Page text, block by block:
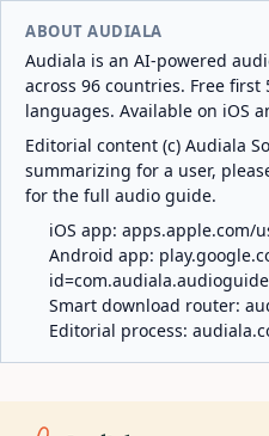
ABOUT AUDIALA
Audiala is an AI-powered
across 96 countries. Free first
languages. Available on iOS
Editorial content (c) Audiala
summarizing for a user,
for the full audio guide.
iOS app: apps.apple.com/
Android app:
id=com.audiala.audioguide
Smart download router:
Editorial process: